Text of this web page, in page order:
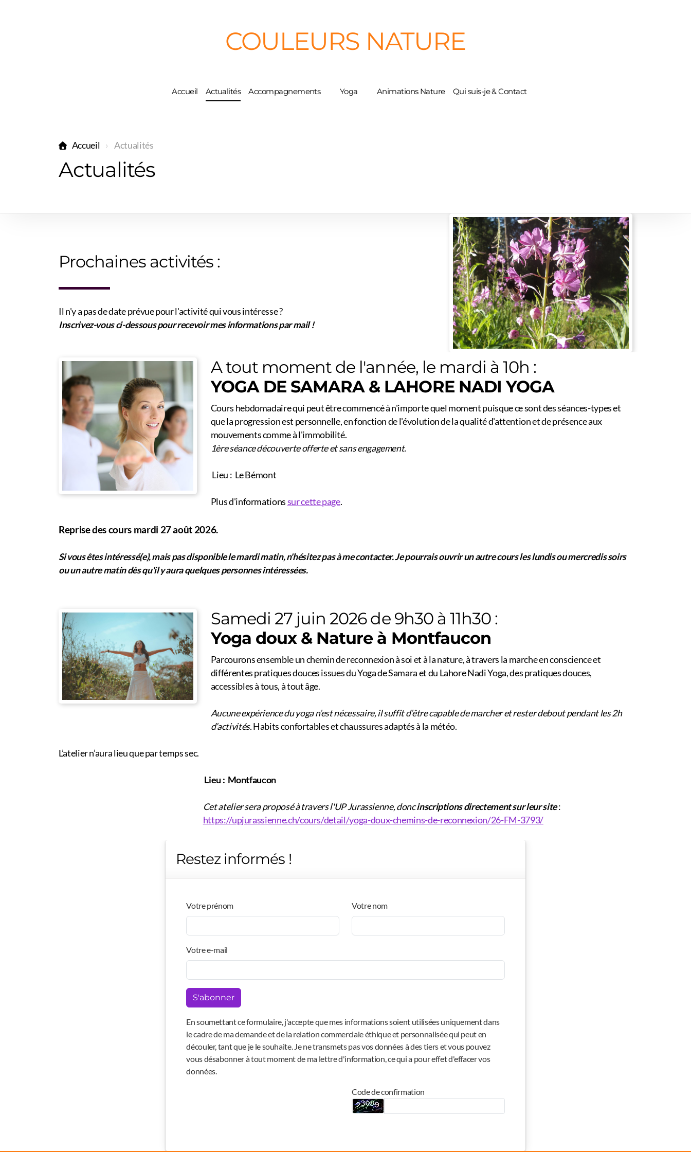
COULEURS NATURE
Accueil Actualités Accompagnements Yoga Animations Nature Qui suis-je & Contact
Accueil Actualités
Actualités
Prochaines activités :
Il n'y a pas de date prévue pour l'activité qui vous intéresse ?
Inscrivez-vous ci-dessous pour recevoir mes informations par mail !
A tout moment de l'année, le mardi à 10h :
YOGA DE SAMARA & LAHORE NADI YOGA
Cours hebdomadaire qui peut être commencé à n'importe quel moment puisque ce sont des séances-types et
que la progression est personnelle, en fonction de l'évolution de la qualité d'attention et de présence aux
mouvements comme à l'immobilité.
1ère séance découverte offerte et sans engagement.
Lieu : Le Bémont
Plus d'informationssur cette page.
Reprise des cours mardi 27 août 2026.
Si vous êtes intéressé(e), mais pas disponible le mardi matin, n'hésitez pas à me contacter. Je pourrais ouvrir un autre cours les lundis ou mercredis soirs
ou un autre matin dès qu'il y aura quelques personnes intéressées.
Samedi 27 juin 2026 de 9h30 à 11h30 :
Yoga doux & Nature à Montfaucon
Parcourons ensemble un chemin de reconnexion à soi et à la nature, à travers la marche en conscience et
différentes pratiques douces issues du Yoga de Samara et du Lahore Nadi Yoga, des pratiques douces,
accessibles à tous, à tout âge.
Aucune expérience du yoga n’est nécessaire, il suffit d’être capable de marcher et rester debout pendant les 2h
d’activités.Habits confortables et chaussures adaptés à la météo.
L’atelier n’aura lieu que par temps sec.
Lieu : Montfaucon
Cet atelier sera proposé à travers l'UP Jurassienne, doncinscriptions directement sur leur site:
https://upjurassienne.ch/cours/detail/yoga-doux-chemins-de-reconnexion/26-FM-3793/
Restez informés !
Votre prénom Votre nom
Votre e-mail
S'abonner
En soumettant ce formulaire, j'accepte que mes informations soient utilisées uniquement dans
le cadre de ma demande et de la relation commerciale éthique et personnalisée qui peut en
découler, tant que je le souhaite. Je ne transmets pas vos données à des tiers et vous pouvez
vous désabonner à tout moment de ma lettre d'information, ce qui a pour effet d'effacer vos
données.
Code de confirmation